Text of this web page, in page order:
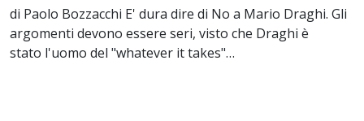
di Paolo Bozzacchi E' dura dire di No a Mario Draghi. Gli
argomenti devono essere seri, visto che Draghi è
stato l'uomo del "whatever it takes"…